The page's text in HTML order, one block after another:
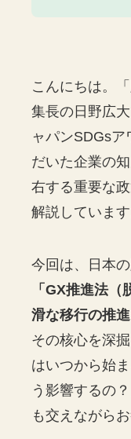
こんにちは。
集長の日野広
ャパンSDGsア
だいた企業の
右する重要な
解説しています
今回は、日本
「GX推進法
滑な移行の推
その核心を深
はいつから始
う影響するの
も交えながら